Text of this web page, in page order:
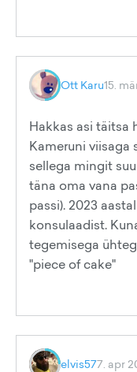
Ott Karu15.
Hakkas asi täitsa
Kameruni viisaga
sellega mingit
täna oma vana
passi). 2023
konsulaadist.
tegemisega
"piece of cake"
elvis577. apr